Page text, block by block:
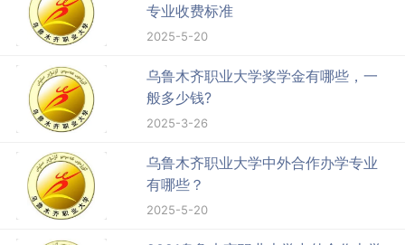
专业收费标准
2025-5-20
乌鲁木齐职业大学奖学金有哪些，一
般多少钱?
2025-3-26
乌鲁木齐职业大学中外合作办学专业
有哪些？
2025-5-20